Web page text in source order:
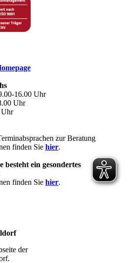
16.00 Uhr
Uhr
Uhr
zur Beratung
finden Sie hier.
besteht ein gesondertes
finden Sie hier.
der